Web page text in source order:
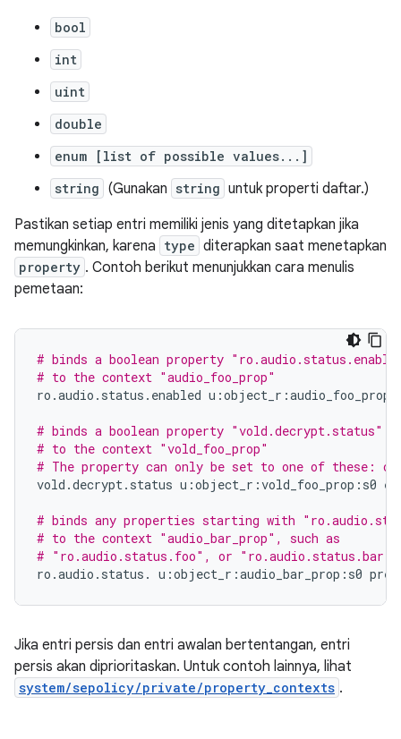
bool
int
uint
double
enum [list of possible values...]
string (Gunakan string untuk properti daftar.)
Pastikan setiap entri memiliki jenis yang ditetapkan jika
memungkinkan, karena type diterapkan saat menetapkan
property . Contoh berikut menunjukkan cara menulis
pemetaan:
# binds a boolean property
# to the context "audio_foo_prop"
ro .audio . status . enabled u :object_r :audio_foo_prop
# binds a boolean property "vold.decrypt.status"
# to the context "vold_foo_prop"
# The property can only be set to one of these:
vold .decrypt. status u :object_r :vold_foo_prop : s0
# binds any properties starting with
# to the context "audio_bar_prop", such as
# "ro.audio.status.foo", or
ro .audio . status . u :object_r :audio_bar_prop : s0
Jika entri persis dan entri awalan bertentangan, entri
persis akan diprioritaskan. Untuk contoh lainnya, lihat
system/sepolicy/private/property_contexts .